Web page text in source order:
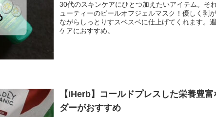
30代のスキンケアにひとつ加えたいアイテム。そ
ューティーのピールオフジェルマスク！優しく剥
ながらしっとりすスベスベに仕上げてくれます。
ケアにおすすめ。
【iHerb】コールドプレスした栄養豊
ダーがおすすめ